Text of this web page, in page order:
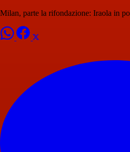
Milan, parte la rifondazione: Iraola in